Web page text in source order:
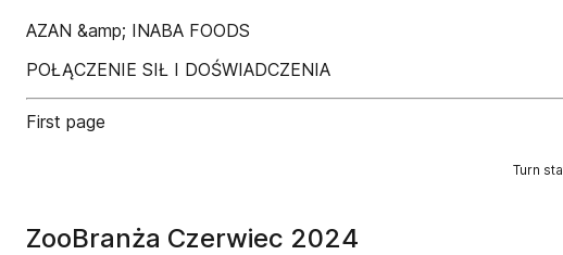
AZAN &amp; INABA FOODS
POŁĄCZENIE SIŁ I DOŚWIADCZENIA
First page
Turn
ZooBranża Czerwiec 2024